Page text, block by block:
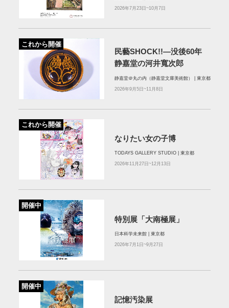
2026年7月23日~10月7日
これから開催
民藝SHOCK!!―没後60年
静嘉堂の河井寬次郎
静嘉堂＠丸の内（静嘉堂文庫美術館） | 東京都
2026年9月5日~11月8日
これから開催
なりたい女の子博
TODAYS GALLERY STUDIO | 東京都
2026年11月27日~12月13日
開催中
特別展「大南極展」
日本科学未来館 | 東京都
2026年7月1日~9月27日
開催中
記憶汚染展